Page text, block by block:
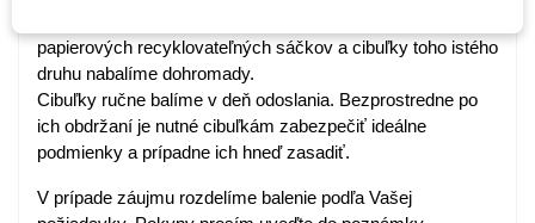
papierových recyklovateľných sáčkov a cibuľky toho istého
druhu nabalíme dohromady.
Cibuľky ručne balíme v deň odoslania. Bezprostredne po
ich obdržaní je nutné cibuľkám zabezpečiť ideálne
podmienky a prípadne ich hneď zasadiť.
V prípade záujmu rozdelíme balenie podľa Vašej